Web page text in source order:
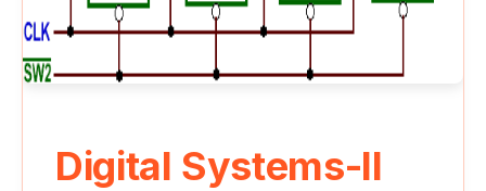
Digital Systems-II